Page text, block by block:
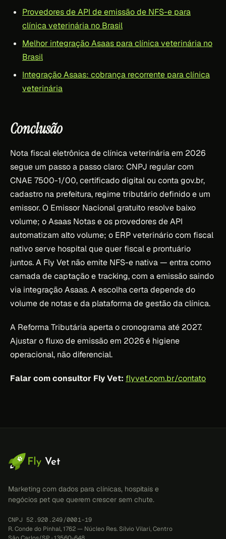
Provedores de API de emissão de NFS-e para
clínica veterinária no Brasil
Melhor integração Asaas para clínica veterinária no
Brasil
Integração Asaas: cobrança recorrente para clínica
veterinária
Conclusão
Nota fiscal eletrônica de clínica veterinária em 2026
segue um passo a passo claro: CNPJ regular com
CNAE 7500-1/00, certificado digital ou conta gov.br,
cadastro na prefeitura, regime tributário definido e um
emissor. O Emissor Nacional gratuito resolve baixo
volume; o Asaas Notas e os provedores de API
automatizam alto volume; o ERP veterinário com fiscal
nativo serve hospital que quer fiscal e prontuário
juntos. A Fly Vet não emite NFS-e nativa — entra como
camada de captação e tracking, com a emissão saindo
via integração Asaas. A escolha certa depende do
volume de notas e da plataforma de gestão da clínica.
A Reforma Tributária aperta o cronograma até 2027.
Ajustar o fluxo de emissão em 2026 é higiene
operacional, não diferencial.
Falar com consultor Fly Vet: flyvet.com.br/contato
Marketing com dados para clínicas, hospitais e
negócios pet que querem crescer sem chute.
CNPJ 52.920.249/0001-19
R. Conde do Pinhal, 1762 — Núcleo Res. Sílvio Vilari, Centro